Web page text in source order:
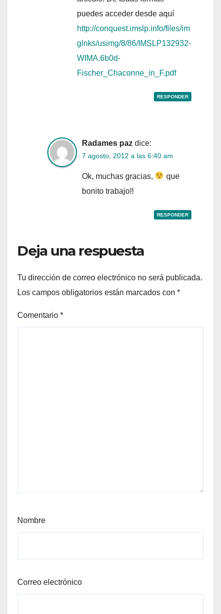
puedes acceder desde aquí
http://conquest.imslp.info/files/im
glnks/usimg/8/86/IMSLP132932-
WIMA.6b0d-
Fischer_Chaconne_in_F.pdf
RESPONDER
Radames paz dice:
7 agosto, 2012 a las 6:40 am
Ok, muchas gracias,
que
bonito trabajo!!
RESPONDER
Deja una respuesta
Tu dirección de correo electrónico no será publicada.
Los campos obligatorios están marcados con *
Comentario *
Nombre
Correo electrónico